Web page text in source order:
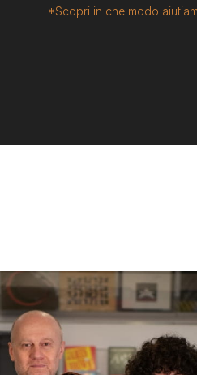
*Scopri in che modo